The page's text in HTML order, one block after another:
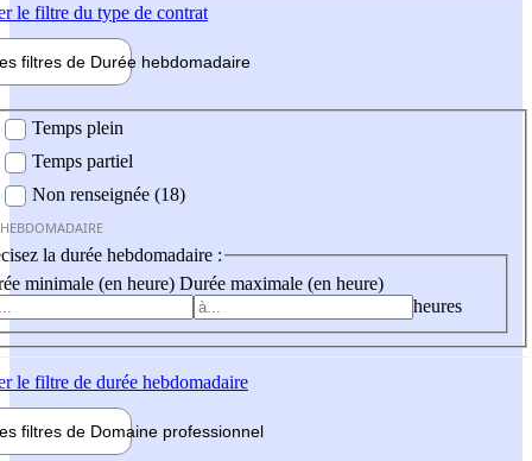
le filtre du type de contrat
filtres de Durée hebdomadaire
Temps plein
Temps partiel
Non renseignée (18)
la durée hebdomadaire :
minimale (en heure) Durée maximale (en heure)
heures
le filtre de durée hebdomadaire
filtres de Domaine professionnel